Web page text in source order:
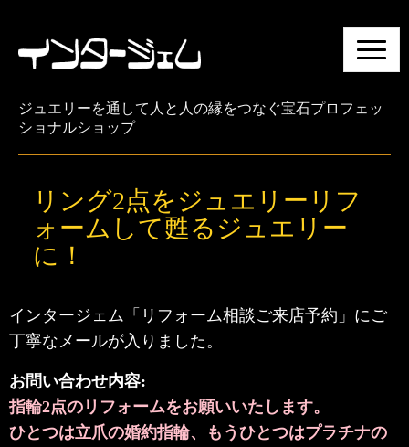
N
a
i
ジュエリーを通して人と人の縁をつなぐ宝石プロフェッ
ショナルショップ
リング2点をジュエリーリフ
ォームして甦るジュエリー
に！
インタージェム「リフォーム相談ご来店予約」にご
丁寧なメールが入りました。
お問い合わせ内容:
指輪2点のリフォームをお願いいたします。
ひとつは立爪の婚約指輪、もうひとつはプラチナの